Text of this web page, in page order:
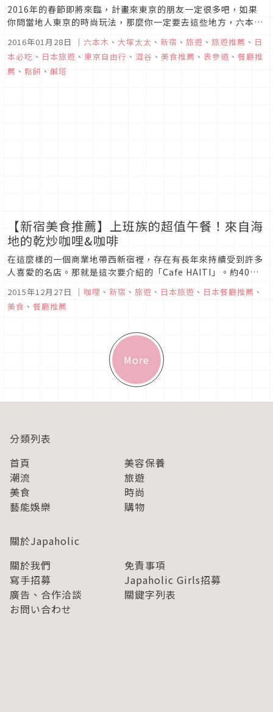
2016年的春節即將來臨，計畫來東京的朋友一定很多吧，如果
你問當地人東京的時尚玩法，那麼你一定要去這些地方，六本
通方式可以在一天內兼顧美食、購物和玩樂的行程，請你跟著東
京在住的大塚太太來看一下囉～
2016年01月28日 ｜ 六本木 、 大塚太太 、 新宿 、 旅遊 、 旅遊推薦 、 日
本必吃 、 日本旅遊 、 東京自由行 、 澀谷 、 美食推薦 、 表參道 、 餐廳推
薦 、 鬆餅 、 鹹塔
【新宿美食推薦】上班族的超值午餐！來自海
地的乾炒咖哩&咖啡
在這麼樣的一個商業地帶西新宿裡，存在有長年來持續受到許多
人喜愛的名店。那就是這次要介紹的「Cafe HAITI」。約40年
迷住的社長，將那種咖哩配合日本人的口味做了調整，最後所完
成的，就是這道乾炒咖哩。
2015年12月27日 ｜ 咖哩 、 新宿 、 旅遊 、 日本旅遊 、 日本餐廳推薦 、
美食 、 餐廳推薦
More
分類列表
首頁
美容保養
潮流
旅遊
美食
時尚
藝能娛樂
購物
關於Japaholic
關於我們
免責事項
寫手招募
Japaholic Girls招募
廣告、合作洽談
關鍵字列表
お問い合わせ